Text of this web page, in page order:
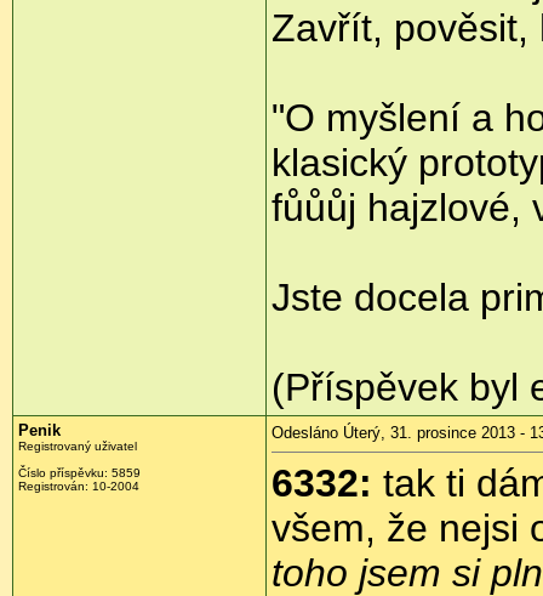
Zavřít,
"O myšlení a
klasický
fůůůj hajzlové,
Jste docela
(Příspěvek byl
Penik
Registrovaný uživatel
Číslo příspěvku: 5859
Registrován: 10-2004
Odesláno Úterý, 31. prosince 2013 -
6332: tak ti
všem, že nejsi
toho jsem si